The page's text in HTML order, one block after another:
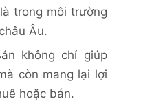
trong môi trường
Âu.
không chỉ giúp
còn mang lại lợi
hoặc bán.